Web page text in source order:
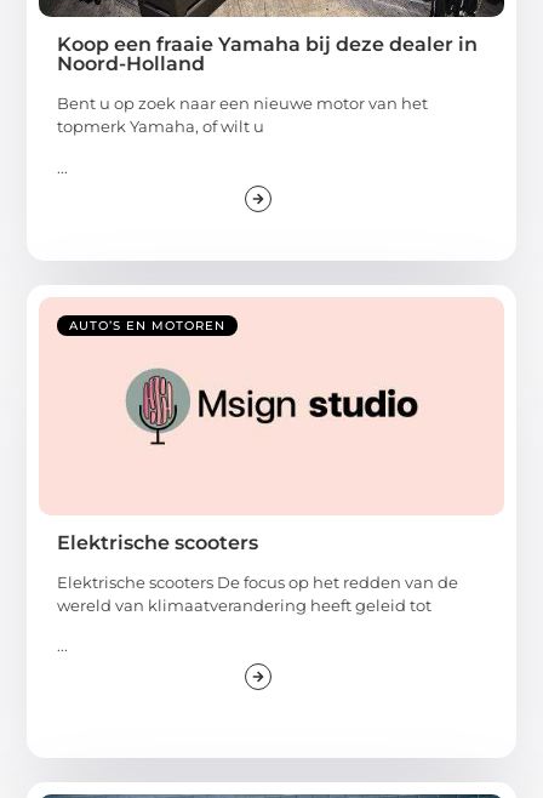
Koop een fraaie Yamaha bij deze dealer in
Noord-Holland
Bent u op zoek naar een nieuwe motor van het
topmerk Yamaha, of wilt u
...
AUTO’S EN MOTOREN
Elektrische scooters
Elektrische scooters De focus op het redden van de
wereld van klimaatverandering heeft geleid tot
...